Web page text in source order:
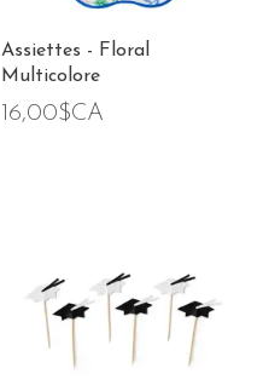
Assiettes - Floral
Multicolore
16,00$CA